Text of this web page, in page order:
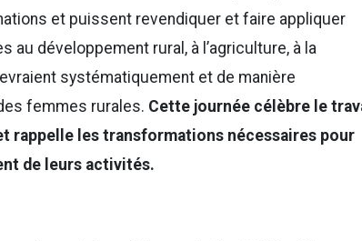
et puissent revendiquer et faire appliquer
développement rural, à l’agriculture, à la
systématiquement et de manière
femmes rurales. Cette journée célèbre le
rappelle les transformations nécessaires pour
de leurs activités.